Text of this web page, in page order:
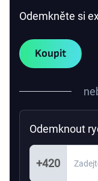
Odemkněte si
Koupit
Odemknout
+420